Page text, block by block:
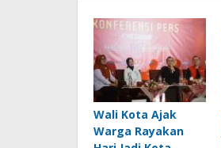
Wali Kota Ajak
Warga Rayakan